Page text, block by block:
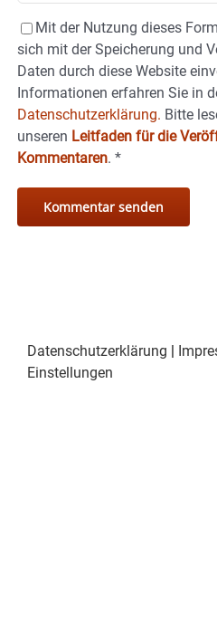
Mit der Nutzung dieses
sich mit der Speicherung und
Daten durch diese Website
Informationen erfahren Sie in
Datenschutzerklärung. Bitte
unseren Leitfaden für die
Kommentaren. *
Datenschutzerklärung
Einstellungen